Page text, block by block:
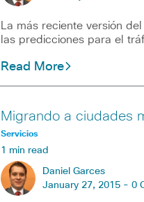
La más reciente versión
las predicciones para el
Read More
Migrando a ciudades
Servicios
1 min read
Daniel Garces
January 27, 2015 - 0